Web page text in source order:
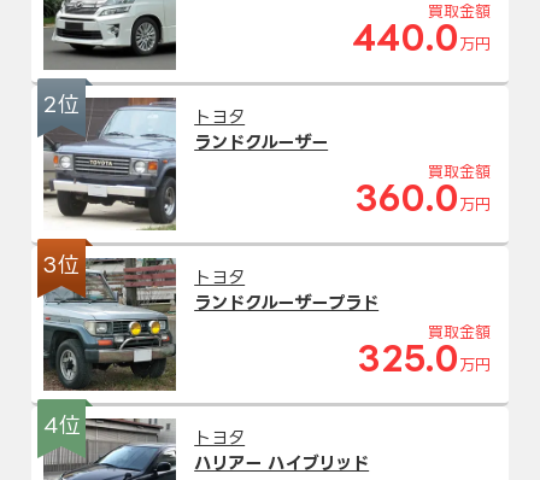
買取金額
440.0 万円
2位
トヨタ
ランドクルーザー
買取金額
360.0 万円
3位
トヨタ
ランドクルーザープラド
買取金額
325.0 万円
4位
トヨタ
ハリアー ハイブリッド